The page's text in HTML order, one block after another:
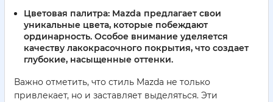
Цветовая палитра: Mazda предлагает свои
уникальные цвета, которые побеждают
ординарность. Особое внимание уделяется
качеству лакокрасочного покрытия, что создает
глубокие, насыщенные оттенки.
Важно отметить, что стиль Mazda не только
привлекает, но и заставляет выделяться. Эти